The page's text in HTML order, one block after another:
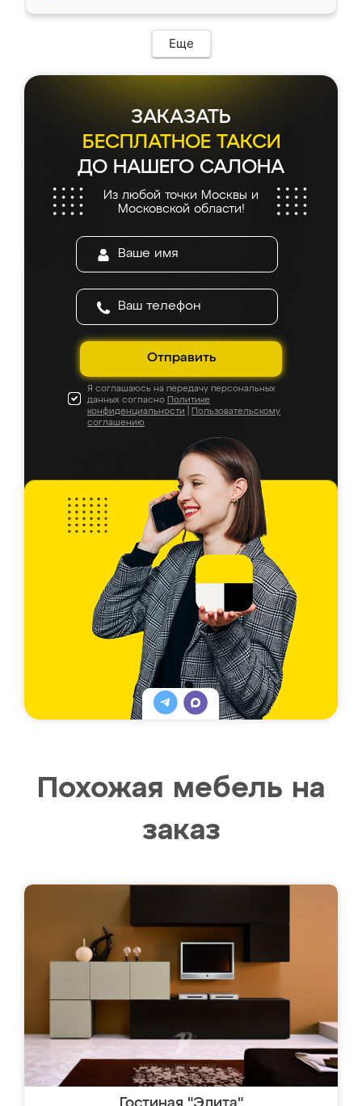
Еще
ЗАКАЗАТЬ
БЕСПЛАТНОЕ ТАКСИ
ДО НАШЕГО САЛОНА
Из любой точки Москвы и
Московской области!
Отправить
Я соглашаюсь на передачу персональных
данных согласно Политике
конфиденциальности
Пользовательскому
соглашению
Похожая мебель на
заказ